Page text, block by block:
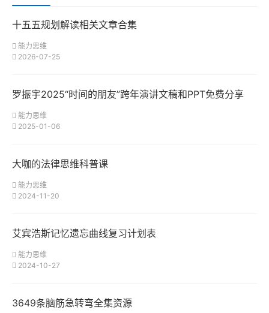
十五五规划解读相关文章合集
能力思维
2026-07-25
罗振宇2025“时间的朋友”跨年演讲文稿和PPT免费分享
能力思维
2025-01-06
大咖的法律思维科普课
能力思维
2024-11-20
艾宾浩斯记忆遗忘曲线复习计划表
能力思维
2024-10-27
3649条脑筋急转弯全集资源